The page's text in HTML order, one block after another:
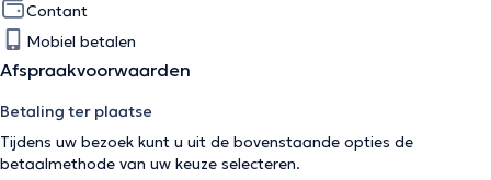
Contant
Mobiel betalen
Afspraakvoorwaarden
Betaling ter plaatse
Tijdens uw bezoek kunt u uit de bovenstaande opties de
betaalmethode van uw keuze selecteren.